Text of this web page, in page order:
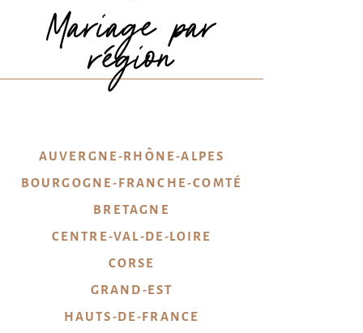
Mariage par
région
AUVERGNE-RHÔNE-ALPES
BOURGOGNE-FRANCHE-COMTÉ
BRETAGNE
CENTRE-VAL-DE-LOIRE
CORSE
GRAND-EST
HAUTS-DE-FRANCE